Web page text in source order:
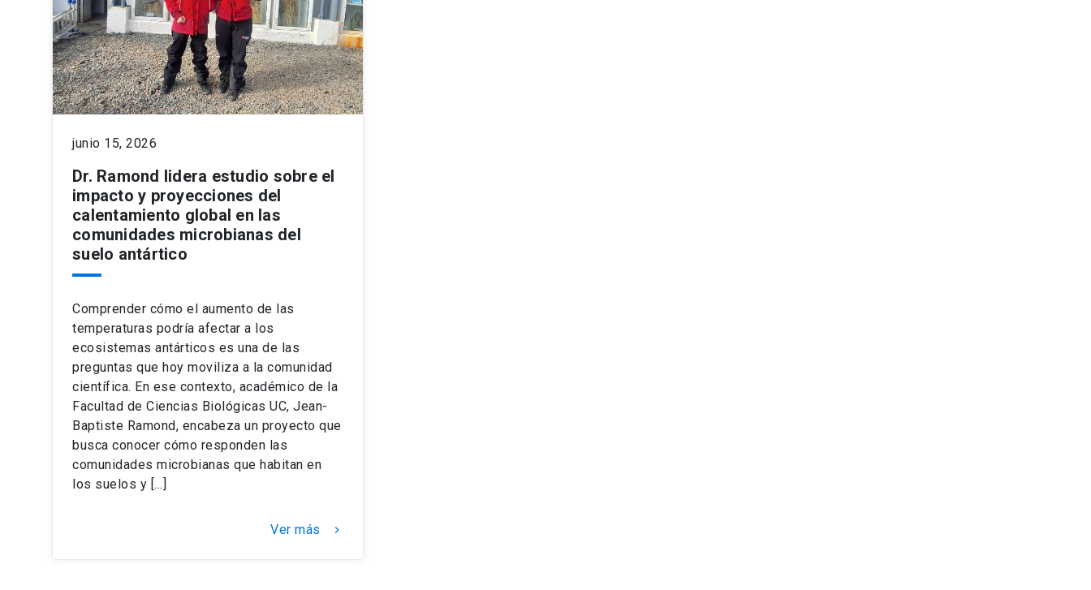
junio 15, 2026
Dr. Ramond lidera estudio sobre el
impacto y proyecciones del
calentamiento global en las
comunidades microbianas del
suelo antártico
Comprender cómo el aumento de las
temperaturas podría afectar a los
ecosistemas antárticos es una de las
preguntas que hoy moviliza a la comunidad
científica. En ese contexto, académico de la
Facultad de Ciencias Biológicas UC, Jean-
Baptiste Ramond, encabeza un proyecto que
busca conocer cómo responden las
comunidades microbianas que habitan en
los suelos y […]
Ver más keyboard_arrow_right